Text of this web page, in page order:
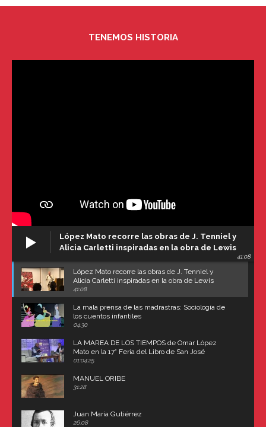
TENEMOS HISTORIA
López Mato recorre las obras de J. Tenniel y
Alicia Carletti inspiradas en la obra de Lewis
41:08
López Mato recorre las obras de J. Tenniel y
Alicia Carletti inspiradas en la obra de Lewis
Carroll
41:08
La mala prensa de las madrastras: Sociología de
los cuentos infantiles
04:30
LA MAREA DE LOS TIEMPOS de Omar López
Mato en la 17° Feria del Libro de San José
(Uruguay)
01:04:25
MANUEL ORIBE
31:28
Juan María Gutiérrez
26:08